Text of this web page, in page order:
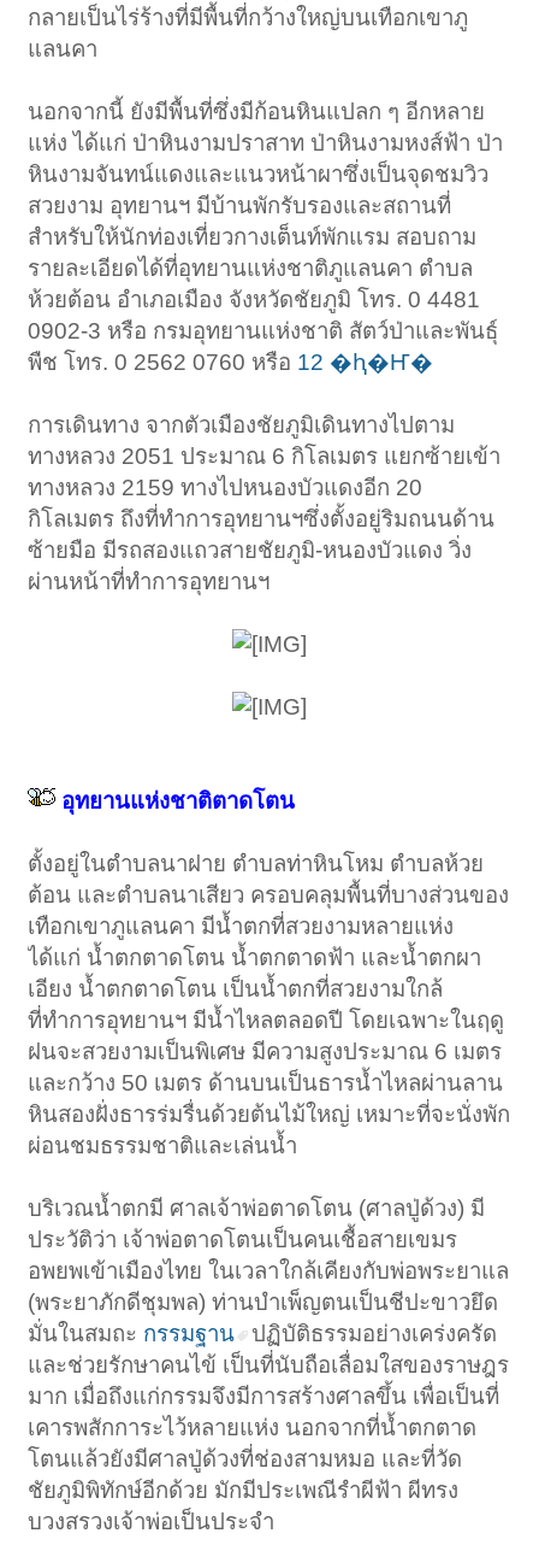
กลายเป็นไร่ร้างที่มีพื้นที่กว้างใหญ่บนเทือกเขาภู
แลนคา
นอกจากนี้ ยังมีพื้นที่ซึ่งมีก้อนหินแปลก ๆ อีกหลาย
แห่ง ได้แก่ ป่าหินงามปราสาท ป่าหินงามหงส์ฟ้า ป่า
หินงามจันทน์แดงและแนวหน้าผาซึ่งเป็นจุดชมวิว
สวยงาม อุทยานฯ มีบ้านพักรับรองและสถานที่
สำหรับให้นักท่องเที่ยวกางเต็นท์พักแรม สอบถาม
รายละเอียดได้ที่อุทยานแห่งชาติภูแลนคา ตำบล
ห้วยต้อน อำเภอเมือง จังหวัดชัยภูมิ โทร. 0 4481
0902-3 หรือ กรมอุทยานแห่งชาติ สัตว์ป่าและพันธุ์
พืช โทร. 0 2562 0760 หรือ 12 �ԧ�Ҥ�
การเดินทาง จากตัวเมืองชัยภูมิเดินทางไปตาม
ทางหลวง 2051 ประมาณ 6 กิโลเมตร แยกซ้ายเข้า
ทางหลวง 2159 ทางไปหนองบัวแดงอีก 20
กิโลเมตร ถึงที่ทำการอุทยานฯซึ่งตั้งอยู่ริมถนนด้าน
ซ้ายมือ มีรถสองแถวสายชัยภูมิ-หนองบัวแดง วิ่ง
ผ่านหน้าที่ทำการอุทยานฯ
อุทยานแห่งชาติตาดโตน
ตั้งอยู่ในตำบลนาฝาย ตำบลท่าหินโหม ตำบลห้วย
ต้อน และตำบลนาเสียว ครอบคลุมพื้นที่บางส่วนของ
เทือกเขาภูแลนคา มีน้ำตกที่สวยงามหลายแห่ง
ได้แก่ น้ำตกตาดโตน น้ำตกตาดฟ้า และน้ำตกผา
เอียง น้ำตกตาดโตน เป็นน้ำตกที่สวยงามใกล้
ที่ทำการอุทยานฯ มีน้ำไหลตลอดปี โดยเฉพาะในฤดู
ฝนจะสวยงามเป็นพิเศษ มีความสูงประมาณ 6 เมตร
และกว้าง 50 เมตร ด้านบนเป็นธารน้ำไหลผ่านลาน
หินสองฝั่งธารร่มรื่นด้วยต้นไม้ใหญ่ เหมาะที่จะนั่งพัก
ผ่อนชมธรรมชาติและเล่นน้ำ
บริเวณน้ำตกมี ศาลเจ้าพ่อตาดโตน (ศาลปู่ด้วง) มี
ประวัติว่า เจ้าพ่อตาดโตนเป็นคนเชื้อสายเขมร
อพยพเข้าเมืองไทย ในเวลาใกล้เคียงกับพ่อพระยาแล
(พระยาภักดีชุมพล) ท่านบำเพ็ญตนเป็นชีปะขาวยึด
มั่นในสมถะ กรรมฐาน
ปฏิบัติธรรมอย่างเคร่งครัด
และช่วยรักษาคนไข้ เป็นที่นับถือเลื่อมใสของราษฎร
มาก เมื่อถึงแก่กรรมจึงมีการสร้างศาลขึ้น เพื่อเป็นที่
เคารพสักการะไว้หลายแห่ง นอกจากที่น้ำตกตาด
โตนแล้วยังมีศาลปู่ด้วงที่ช่องสามหมอ และที่วัด
ชัยภูมิพิทักษ์อีกด้วย มักมีประเพณีรำผีฟ้า ผีทรง
บวงสรวงเจ้าพ่อเป็นประจำ